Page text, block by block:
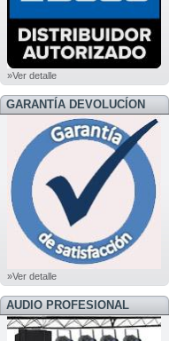
»Ver detalle
GARANTÍA DEVOLUCÍON
»Ver detalle
AUDIO PROFESIONAL